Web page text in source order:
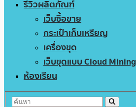
รีวิวผลิตภัณฑ์
เว็บซื้อขาย
กระเป๋าเก็บเหรียญ
เครื่องขุด
เว็บขุดแบบ Cloud Mining
ห้องเรียน